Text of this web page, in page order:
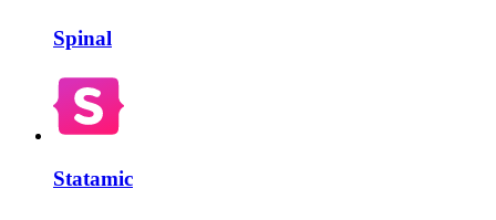
Spinal
Statamic